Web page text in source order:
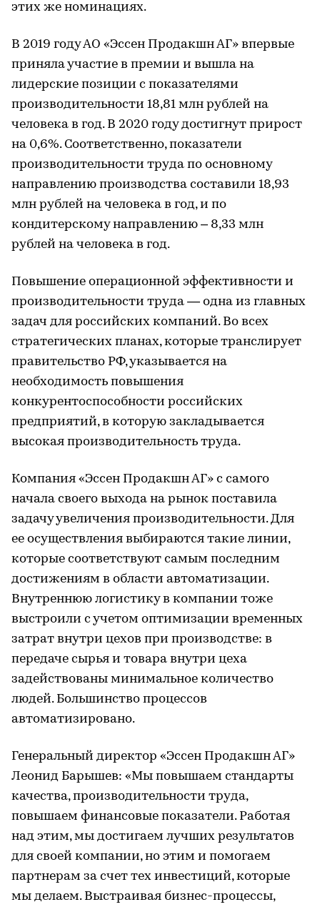
этих же номинациях.
В 2019 году АО «Эссен Продакшн АГ» впервые
приняла участие в премии и вышла на
лидерские позиции с показателями
производительности 18,81 млн рублей на
человека в год. В 2020 году достигнут прирост
на 0,6%. Соответственно, показатели
производительности труда по основному
направлению производства составили 18,93
млн рублей на человека в год, и по
кондитерскому направлению – 8,33 млн
рублей на человека в год.
Повышение операционной эффективности и
производительности труда — одна из главных
задач для российских компаний. Во всех
стратегических планах, которые транслирует
правительство РФ, указывается на
необходимость повышения
конкурентоспособности российских
предприятий, в которую закладывается
высокая производительность труда.
Компания «Эссен Продакшн АГ» с самого
начала своего выхода на рынок поставила
задачу увеличения производительности. Для
ее осуществления выбираются такие линии,
которые соответствуют самым последним
достижениям в области автоматизации.
Внутреннюю логистику в компании тоже
выстроили с учетом оптимизации временных
затрат внутри цехов при производстве: в
передаче сырья и товара внутри цеха
задействованы минимальное количество
людей. Большинство процессов
автоматизировано.
Генеральный директор «Эссен Продакшн АГ»
Леонид Барышев: «Мы повышаем стандарты
качества, производительности труда,
повышаем финансовые показатели. Работая
над этим, мы достигаем лучших результатов
для своей компании, но этим и помогаем
партнерам за счет тех инвестиций, которые
мы делаем. Выстраивая бизнес-процессы,